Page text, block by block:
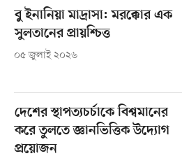
বু ইনানিয়া মাদ্রাসা: মরক্কোর এক
সুলতানের প্রায়শ্চিত্ত
০৫ জুলাই ২০২৬
দেশের স্থাপত্যচর্চাকে বিশ্বমানের
করে তুলতে জ্ঞানভিত্তিক উদ্যোগ
প্রয়োজন